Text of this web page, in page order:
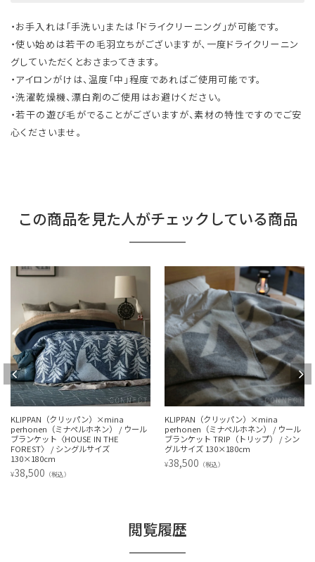
・お手入れは「手洗い」または「ドライクリーニング」が可能です。
・使い始めは若干の毛羽立ちがございますが、一度ドライクリーニン
グしていただくとおさまってきます。
・アイロンがけは、温度「中」程度であればご使用可能です。
・洗濯乾燥機、漂白剤のご使用はお避けください。
・若干の遊び毛がでることがございますが、素材の特性ですのでご安
心くださいませ。
この商品を見た人がチェックしている商品
リッパン）×mina
ナペルホネン） / ウール
〈HOUSE IN THE
シングルサイズ
込）
KLIPPAN（クリッパン）×mina
perhonen（ミナペルホネン） / ウール
ブランケット TRIP（トリップ） / シン
グルサイズ 130×180cm
（税込）
KLIPPAN（
ケット ワイ
イズ
閲覧履歴